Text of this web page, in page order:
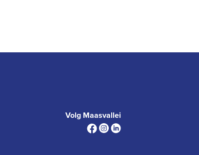
Volg Maasvallei